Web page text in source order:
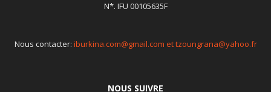
N*. IFU 00105635F
Nous contacter: iburkina.com@gmail.com et tzoungrana@yahoo.fr
NOUS SUIVRE